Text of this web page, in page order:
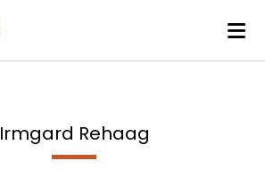
Irmgard Rehaag